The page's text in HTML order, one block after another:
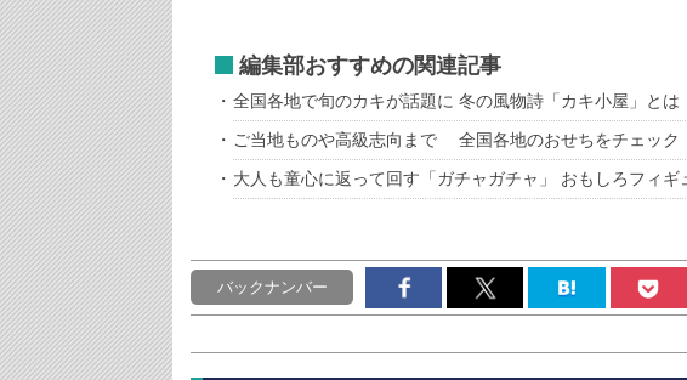
編集部おすすめの関連記事
全国各地で旬のカキが話題に 冬の風物詩「カキ小屋」とは
ご当地ものや高級志向まで 全国各地のおせちをチェック
大人も童心に返って回す「ガチャガチャ」 おもしろフィギ
バックナンバー